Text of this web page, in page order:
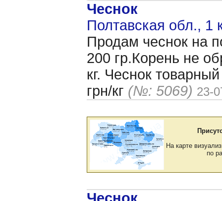
Чеснок
Полтавская обл., 1
Продам чеснок на
200 гр.Корень не
кг. Чеснок
грн/кг (№: 5069) 23-
На карте
по